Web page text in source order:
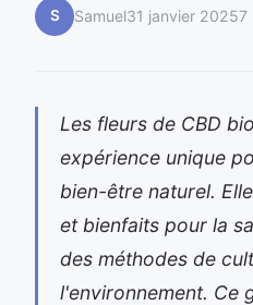
S Samuel31 janvier 20257
Les fleurs de CBD
expérience unique
bien-être naturel.
et bienfaits pour la
des méthodes de
l'environnement. Ce